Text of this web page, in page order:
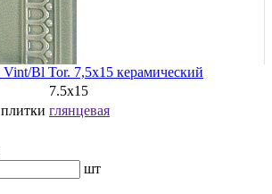
Bl Tor. 7,5x15 керамический
7.5x15
глянцевая
шт